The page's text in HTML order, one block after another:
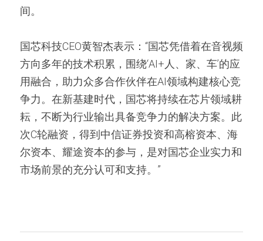
间。
国芯科技CEO黄智杰表示：“国芯凭借着在音视频
方向多年的技术积累，围绕‘AI+人、家、车’的应
用融合，助力众多合作伙伴在AI领域构建核心竞
争力。在新基建时代，国芯将持续在芯片领域耕
耘，不断为行业输出具备竞争力的解决方案。此
次C轮融资，得到中信证券投资和高榕资本、海
尔资本、耀途资本的参与，是对国芯企业实力和
市场前景的充分认可和支持。”